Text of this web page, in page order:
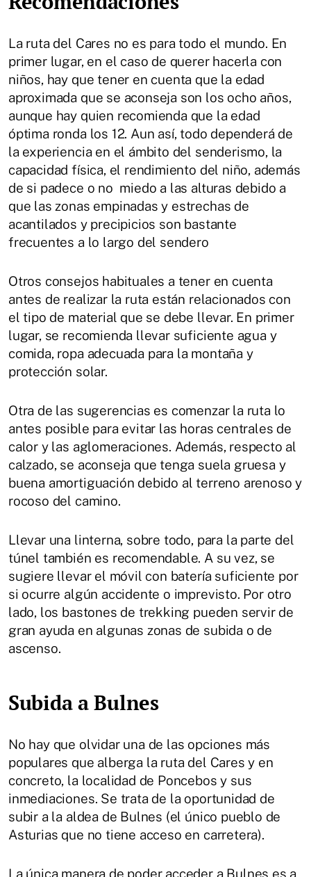
La ruta del Cares no es para todo el mundo. En
primer lugar, en el caso de querer hacerla con
niños, hay que tener en cuenta que la edad
aproximada que se aconseja son los ocho años,
aunque hay quien recomienda que la edad
óptima ronda los 12. Aun así, todo dependerá de
la experiencia en el ámbito del senderismo, la
capacidad física, el rendimiento del niño, además
de si padece o no miedo a las alturas debido a
que las zonas empinadas y estrechas de
acantilados y precipicios son bastante
frecuentes a lo largo del sendero
Otros consejos habituales a tener en cuenta
antes de realizar la ruta están relacionados con
el tipo de material que se debe llevar. En primer
lugar, se recomienda llevar suficiente agua y
comida, ropa adecuada para la montaña y
protección solar.
Otra de las sugerencias es comenzar la ruta lo
antes posible para evitar las horas centrales de
calor y las aglomeraciones. Además, respecto al
calzado, se aconseja que tenga suela gruesa y
buena amortiguación debido al terreno arenoso y
rocoso del camino.
Llevar una linterna, sobre todo, para la parte del
túnel también es recomendable. A su vez, se
sugiere llevar el móvil con batería suficiente por
si ocurre algún accidente o imprevisto. Por otro
lado, los bastones de trekking pueden servir de
gran ayuda en algunas zonas de subida o de
ascenso.
Subida a Bulnes
No hay que olvidar una de las opciones más
populares que alberga la ruta del Cares y en
concreto, la localidad de Poncebos y sus
inmediaciones. Se trata de la oportunidad de
subir a la aldea de Bulnes (el único pueblo de
Asturias que no tiene acceso en carretera).
La única manera de poder acceder a Bulnes es a